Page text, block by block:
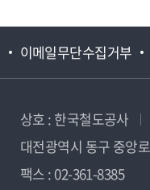
이메일무단수집거부
상호 : 한국철도공사
대전광역시 동구 중앙
팩스 : 02-361-8385